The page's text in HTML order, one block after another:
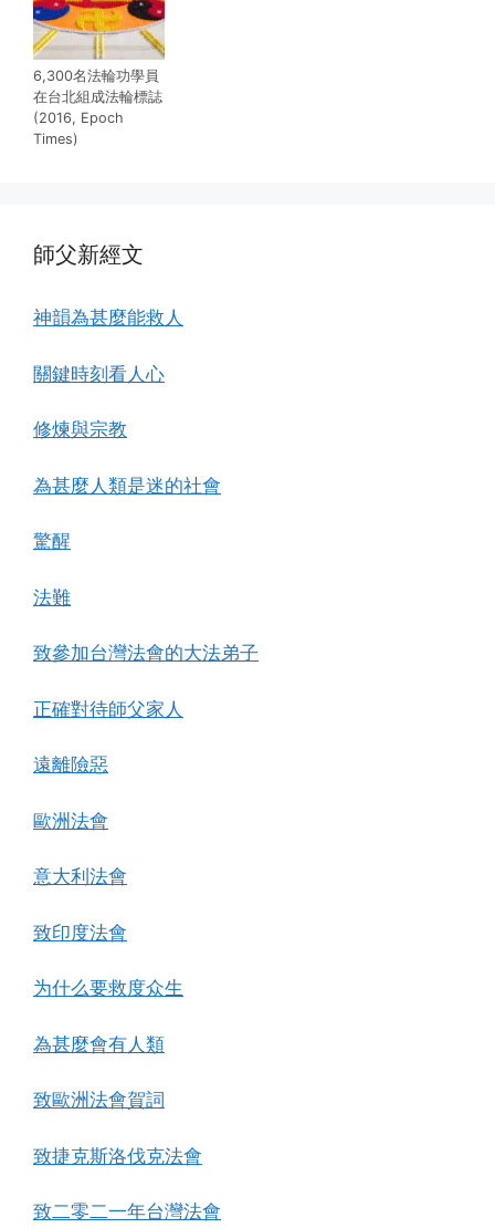
6,300名法輪功學員
在台北組成法輪標誌
(2016, Epoch
Times)
師父新經文
神韻為甚麼能救人
關鍵時刻看人心
修煉與宗教
為甚麼人類是迷的社會
驚醒
法難
致參加台灣法會的大法弟子
正確對待師父家人
遠離險惡
歐洲法會
意大利法會
致印度法會
为什么要救度众生
為甚麼會有人類
致歐洲法會賀詞
致捷克斯洛伐克法會
致二零二一年台灣法會